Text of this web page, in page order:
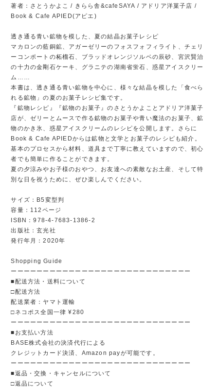
著者：さとうかよこ / きらら舎&cafeSAYA / アドリア洋菓子店 /
Book & Cafe APIED(アピエ)
透き通る青い鉱物を模した、夏の結晶お菓子レシピ
マカロンの藍銅鉱、アガーゼリーのフォスフォフィライト、チェリ
ーコンポートの柘榴石、ブラッドオレンジソルベの辰砂、宮沢賢治
の十力の金剛石ケーキ、グラニテの湖南省蛍石、惑星アイスクリー
ム……
本書は、透き通る青い鉱物を中心に、様々な結晶を模した「食べら
れる鉱物」の夏のお菓子レシピ集です。
『鉱物レシピ』『鉱物のお菓子』のさとうかよことアドリア洋菓子
店が、ゼリーとムースで作る鉱物のお菓子や青い魔法のお菓子、鉱
物のかき氷、惑星アイスクリームのレシピを公開します。さらに
Book & Cafe APIEDからは鉱物と文学とお菓子のレシピも紹介。
基本のプロセスから材料、道具まで丁寧に教えていますので、初心
者でも簡単に作ることができます。
夏の夕涼みやお子様のおやつ、お友達への素敵なお土産、そして特
別な日を祝うために、ぜひ楽しんでください。
サイズ：B5変型判
容量：112ページ
ISBN：978-4-7683-1386-2
出版社：玄光社
発行年月：2020年
Shopping Guide
ーーーーーーーーーーーーーーーーーーーーーーーーーーーー
■配送方法・送料について
□配送方法
配送業者：ヤマト運輸
□ネコポス全国一律 ¥280
ーーーーーーーーーーーーーーーーーーーーーーーーーーーー
■お支払い方法
BASE株式会社の決済代行による
クレジットカード決済、Amazon payが可能です。
ーーーーーーーーーーーーーーーーーーーーーーーーーーーー
■返品・交換・キャンセルについて
□返品について